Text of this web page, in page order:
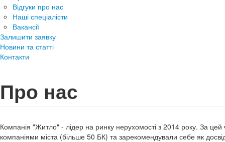
Відгуки про нас
Наші спеціалісти
Вакансії
Залишити заявку
Новини та статті
Контакти
Про нас
Компанія "Житло" - лідер на ринку нерухомості з 2014 року. За цей
компаніями міста (більше 50 БК) та зарекомендували себе як